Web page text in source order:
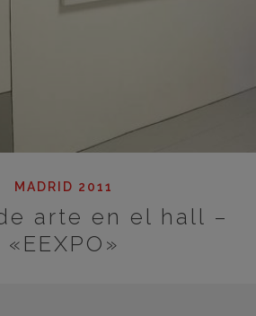
MADRID 2011
arte en el hall –
«EEXPO»